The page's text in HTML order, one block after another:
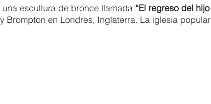
escultura de bronce llamada “El regreso del hijo
Brompton en Londres, Inglaterra. La iglesia popular